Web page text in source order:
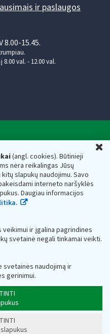
(angl. cookies). Būtinieji
nėra reikalingas Jūsų
slapukų naudojimu. Savo
interneto naršyklės
Daugiau informacijos
ir įgalina pagrindines
svetainė negali tinkamai veikti.
svetainės naudojimą ir
gerinimui.
ir paslaugos
8.00-15.45.
val. - 12.00 val.
— 188659752,
Vilnius, Lietuva, el.paštas:
188659752
prie Lietuvos
ir saugomi Juridinių